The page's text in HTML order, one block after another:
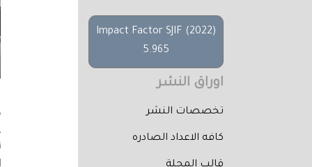
Impact Factor SJIF (2022)
5.965
اوراق النشر
تخصصات النشر
كافه الاعداد الصادره